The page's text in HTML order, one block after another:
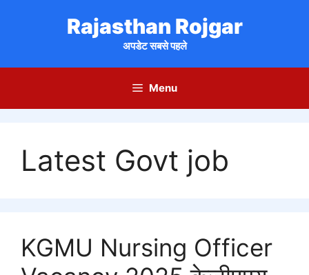
Rajasthan Rojgar
अपडेट सबसे पहले
Menu
Latest Govt job
KGMU Nursing Officer